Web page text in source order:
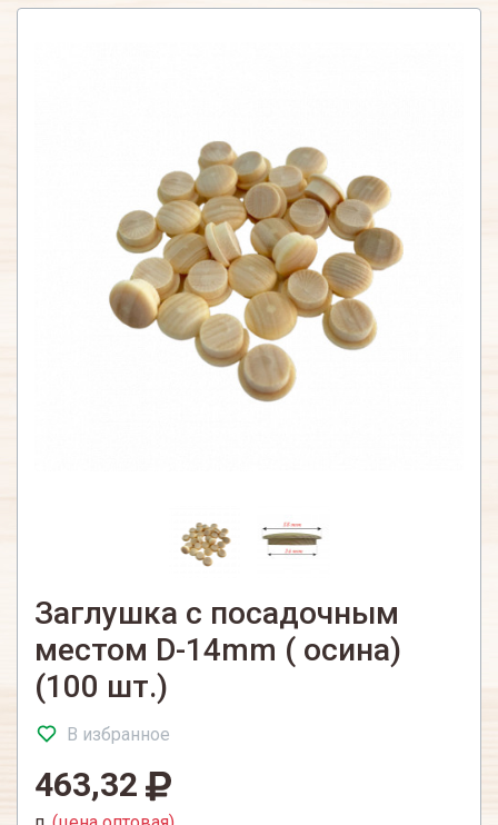
Заглушка с посадочным
местом D-14mm ( осина)
(100 шт.)
В избранное
463,32